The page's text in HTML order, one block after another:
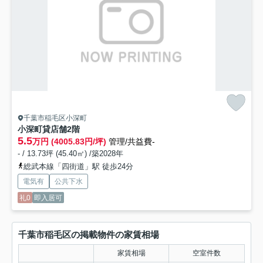
千葉市稲毛区小深町
小深町貸店舗2階
5.5万円 (4005.83円/坪) 管理/共益費-
- / 13.73坪 (45.40㎡) /築2028年
総武本線「四街道」駅 徒歩24分
電気有
公共下水
礼0 即入居可
千葉市稲毛区の掲載物件の家賃相場
家賃相場 空室件数